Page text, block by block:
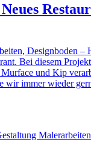
Designboden –
Bei diesem
und Kip
wir immer wieder